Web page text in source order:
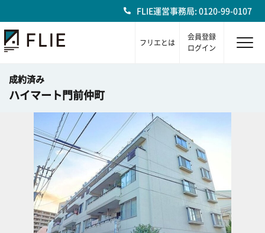
FLIE運営事務局: 0120-99-0107
フリエとは
会員登録
ログイン
成約済み
ハイマート門前仲町